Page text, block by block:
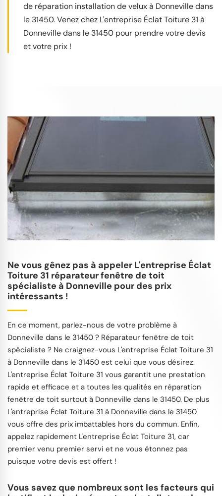
de réparation installation de velux à Donneville dans
le 31450. Venez chez L'entreprise Éclat Toiture 31 à
Donneville dans le 31450 pour prendre votre devis
et votre prix !
Ne vous gênez pas à appeler L'entreprise Éclat
Toiture 31 réparateur fenêtre de toit
spécialiste à Donneville pour des prix
intéressants !
En ce moment, parlez-nous de votre problème à
Donneville dans le 31450 ? Réparateur fenêtre de toit
spécialiste ? Ne craignez-vous L'entreprise Éclat Toiture 31
à Donneville dans le 31450 est celui que vous désirez.
L'entreprise Éclat Toiture 31 vous garantit une prestation
rapide et efficace et a toutes les qualités en réparation
fenêtre de toit surtout à Donneville dans le 31450. De plus
L'entreprise Éclat Toiture 31 à Donneville dans le 31450
vous offre des prix imbattables hors du commun. Enfin,
appelez rapidement L'entreprise Éclat Toiture 31, car
premier venu premier servi et ne vous étonnez pas
puisque votre devis est offert !
Vous savez que nombreux sont les facteurs qui